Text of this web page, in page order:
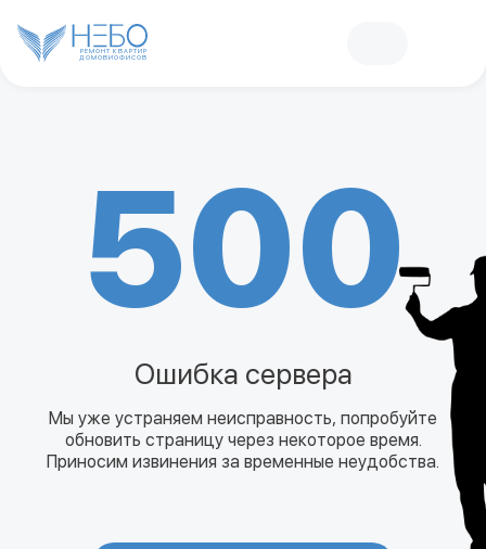
РЕМОНТ КВАРТИР
ДОМОВИОФИСОВ
500
Ошибка сервера
Мы уже устраняем неисправность, попробуйте
обновить страницу через некоторое время.
Приносим извинения за временные неудобства.